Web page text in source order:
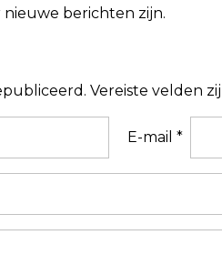
Vereiste velden
E-mail *
berichten zijn.